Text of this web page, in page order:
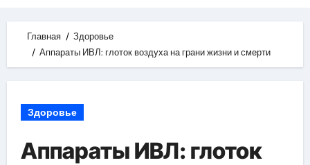
Главная
Здоровье
Аппараты ИВЛ: глоток воздуха на грани жизни и смерти
Здоровье
Аппараты ИВЛ: глоток